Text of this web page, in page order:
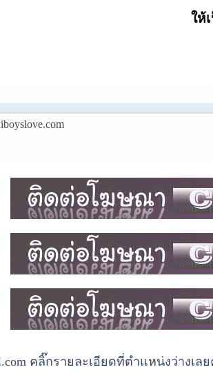
ให้
คลิ๊กรายละเอียดที่ตำแหน่งว่างเล